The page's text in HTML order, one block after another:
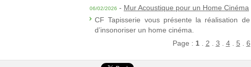
06/02/2026 - Mur Acoustique pour un Home Cinéma
CF Tapisserie vous présente la réalisation
d’insonoriser un home cinéma.
Page : 1. 2 3 4. 5 6